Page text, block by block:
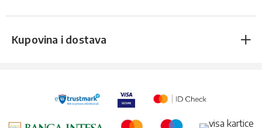
Kupovina i dostava